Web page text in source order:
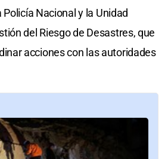
Nacional y la Unidad
del Riesgo de Desastres, que
acciones con las autoridades